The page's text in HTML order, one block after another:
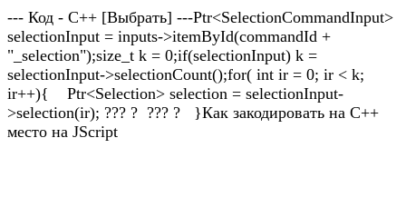
--- Код - C++ [Выбрать] ---Ptr<SelectionCommandInput>
selectionInput = inputs->itemById(commandId +
"_selection");size_t k = 0;if(selectionInput) k =
selectionInput->selectionCount();for( int ir = 0; ir < k;
ir++){ Ptr<Selection> selection = selectionInput-
>selection(ir); ??? ? ??? ? }Как закодировать на С++
место на JScript